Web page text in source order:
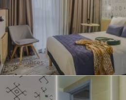
Chambres